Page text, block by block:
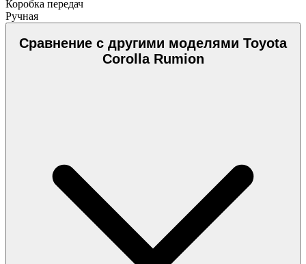
Коробка передач
Ручная
Сравнение с другими моделями Toyota
Corolla Rumion